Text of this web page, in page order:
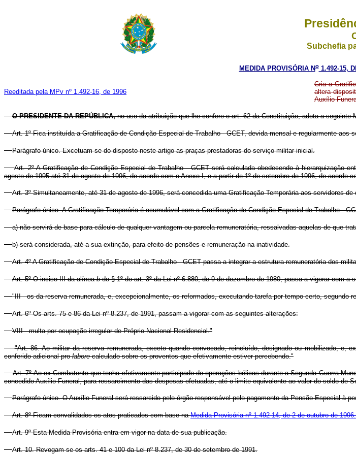
Subchefia
MEDIDA PROVISÓRIA No1.492-15,
Reeditada pela MPv nº 1.492-16, de 1996
Cria a
altera
Auxílio-
O PRESIDENTE DA REPÚBLICA,no uso da atribuição que lhe confere o art. 62 da Constituição, adota a seguinte
Art. 1º Fica instituída a Gratificação de Condição Especial de Trabalho - GCET, devida mensal e regularmente
Parágrafo único. Excetuam-se do disposto neste artigo as praças prestadoras do serviço militar inicial.
Art. 2º A Gratificação de Condição Especial de Trabalho - GCET será calculada obedecendo à
agosto de 1995 até 31 de agosto de 1996, de acordo com o Anexo I, e a partir de 1º de setembro de 1996, de acordo
Art. 3º Simultaneamente, até 31 de agosto de 1996, será concedida uma Gratificação Temporária aos servidores
Parágrafo único. A Gratificação Temporária é acumulável com a Gratificação de Condição Especial de Trabalho -
a) não servirá de base para cálculo de qualquer vantagem ou parcela remuneratória, ressalvadas aquelas de que
b) será considerada, até a sua extinção, para efeito de pensões e remuneração na inatividade.
Art. 4º A Gratificação de Condição Especial de Trabalho - GCET passa a integrar a estrutura remuneratória dos
Art. 5º O inciso III da alíneabdo § 1º do art. 3º da Lei nº 6.880, de 9 de dezembro de 1980, passa a vigorar com a
"III - os da reserva remunerada, e, excepcionalmente, os reformados, executando tarefa por tempo certo, segundo
Art. 6º Os arts. 75 e 86 da Lei nº 8.237, de 1991, passam a vigorar com as seguintes alterações:
VIII - multa por ocupação irregular de Próprio Nacional Residencial."
"Art. 86. Ao militar da reserva remunerada, exceto quando convocado, reincluído, designado ou mobilizado, e,
conferido adicional prolaborecalculado sobre os proventos que efetivamente estiver percebendo."
Art. 7º Ao ex-Combatente que tenha efetivamente participado de operações bélicas durante a Segunda Guerra
concedido Auxílio-Funeral, para ressarcimento das despesas efetuadas, até o limite equivalente ao valor do soldo de
Parágrafo único. O Auxílio-Funeral será ressarcido pelo órgão responsável pelo pagamento da Pensão Especial à
Art. 8º Ficam convalidados os atos praticados com base naMedida Provisória nº 1.492-14, de 2 de outubro de 1996.
Art. 9º Esta Medida Provisória entra em vigor na data de sua publicação.
Art. 10. Revogam-se os arts. 41 e 100 da Lei nº 8.237, de 30 de setembro de 1991.